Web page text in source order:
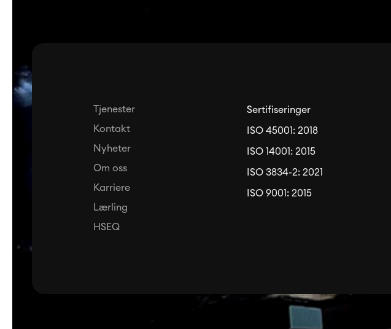
Tjenester
Kontakt
Nyheter
Om oss
Karriere
Lærling
HSEQ
Sertifiseringer
ISO 45001: 2018
ISO 14001: 2015
ISO 3834-2: 2021
ISO 9001: 2015